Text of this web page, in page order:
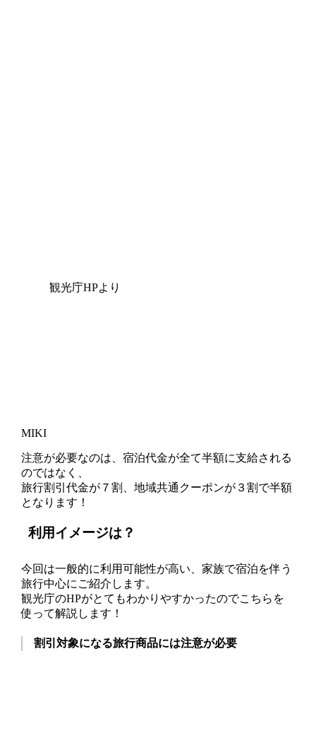
観光庁HPより
MIKI
注意が必要なのは、宿泊代金が全て半額に支給される
のではなく、
旅行割引代金が７割、地域共通クーポンが３割で半額
となります！
利用イメージは？
今回は一般的に利用可能性が高い、家族で宿泊を伴う
旅行中心にご紹介します。
観光庁のHPがとてもわかりやすかったのでこちらを
使って解説します！
割引対象になる旅行商品には注意が必要